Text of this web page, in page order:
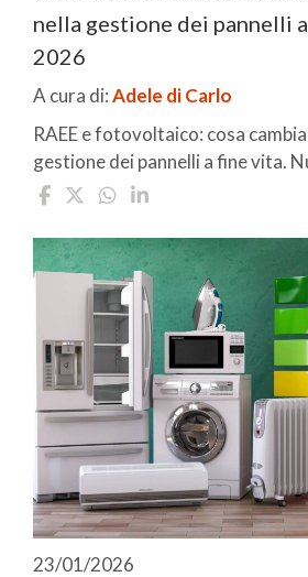
nella gestione dei pannelli
2026
A cura di:Adele di Carlo
RAEE e fotovoltaico: cosa
gestione dei pannelli a fine vita.
23/01/2026